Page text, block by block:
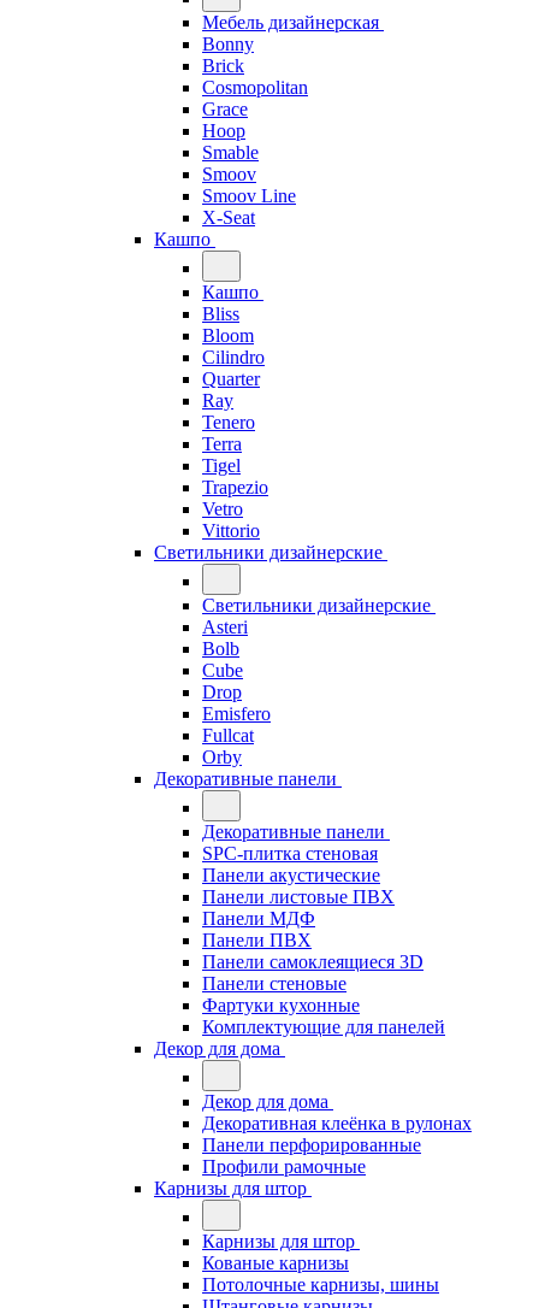
Мебель дизайнерская
Bonny
Brick
Cosmopolitan
Grace
Hoop
Smable
Smoov
Smoov Line
X-Seat
Кашпо
Кашпо
Bliss
Bloom
Cilindro
Quarter
Ray
Tenero
Terra
Tigel
Trapezio
Vetro
Vittorio
Светильники дизайнерские
Светильники дизайнерские
Asteri
Bolb
Cube
Drop
Emisfero
Fullcat
Orby
Декоративные панели
Декоративные панели
SPC-плитка стеновая
Панели акустические
Панели листовые ПВХ
Панели МДФ
Панели ПВХ
Панели самоклеящиеся 3D
Панели стеновые
Фартуки кухонные
Комплектующие для панелей
Декор для дома
Декор для дома
Декоративная клеёнка в рулонах
Панели перфорированные
Профили рамочные
Карнизы для штор
Карнизы для штор
Кованые карнизы
Потолочные карнизы, шины